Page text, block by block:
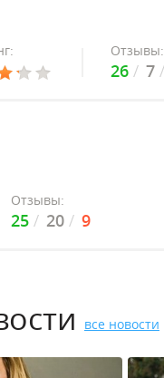
Отзывы:
26 7
Отзывы:
25 20 9
все новости